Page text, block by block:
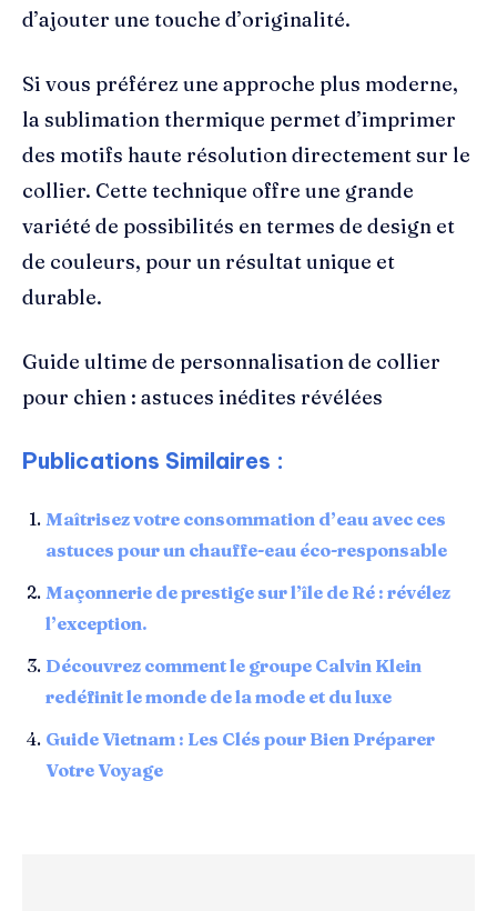
d’ajouter une touche d’originalité.
Si vous préférez une approche plus moderne,
la sublimation thermique permet d’imprimer
des motifs haute résolution directement sur le
collier. Cette technique offre une grande
variété de possibilités en termes de design et
de couleurs, pour un résultat unique et
durable.
Guide ultime de personnalisation de collier
pour chien : astuces inédites révélées
Publications Similaires :
Maîtrisez votre consommation d’eau avec ces
astuces pour un chauffe-eau éco-responsable
Maçonnerie de prestige sur l’île de Ré : révélez
l’exception.
Découvrez comment le groupe Calvin Klein
redéfinit le monde de la mode et du luxe
Guide Vietnam : Les Clés pour Bien Préparer
Votre Voyage